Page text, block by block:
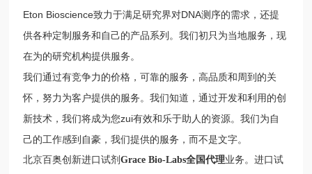
Eton Bioscience致力于满足研究界对DNA测序的需求，还提
供各种定制服务和自己的产品系列。我们初只为当地服务，现
在为的研究机构提供服务。
我们通过有竞争力的价格，可靠的服务，高品质和周到的关
怀，努力为客户提供的服务。我们知道，通过开发和利用的创
新技术，我们将成为您zui有效和乐于助人的资源。我们为自
己的工作感到自豪，我们提供的服务，而不是文字。
北京百奥创新进口试剂Grace Bio-Labs全国代理业务 。进口试